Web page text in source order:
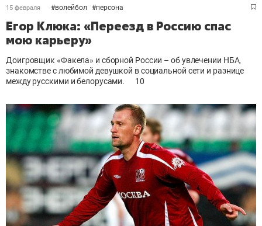
15 февраля #волейбол #персона
Егор Клюка: «Переезд в Россию спас
мою карьеру»
Доигровщик «Факела» и сборной России – об увлечении НБА,
знакомстве с любимой девушкой в социальной сети и разнице
между русскими и белорусами.
10